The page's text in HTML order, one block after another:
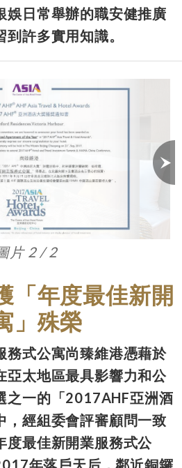
娛日常舉辦的職安健推廣
許多實用知識。
片 1 / 2
「年度最佳新開
」殊榮
務式公寓尚臻維港憑藉於
亞太地區最具影響力和公
之一的「2017AHF亞洲酒
，經組委會評審顧問一致
度最佳新開業服務式公
年落戶天后，鄰近銅鑼